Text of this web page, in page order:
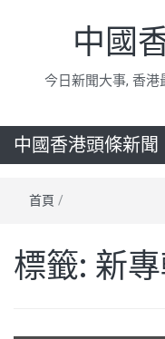
中國
今日新聞大事, 香港
中國香港頭條新聞
首頁 /
標籤: 新